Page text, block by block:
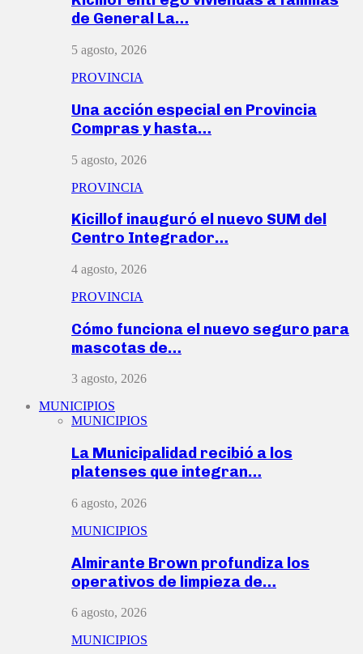
de General La…
5 agosto, 2026
PROVINCIA
Una acción especial en Provincia
Compras y hasta…
5 agosto, 2026
PROVINCIA
Kicillof inauguró el nuevo SUM del
Centro Integrador…
4 agosto, 2026
PROVINCIA
Cómo funciona el nuevo seguro para
mascotas de…
3 agosto, 2026
MUNICIPIOS
MUNICIPIOS
La Municipalidad recibió a los
platenses que integran…
6 agosto, 2026
MUNICIPIOS
Almirante Brown profundiza los
operativos de limpieza de…
6 agosto, 2026
MUNICIPIOS